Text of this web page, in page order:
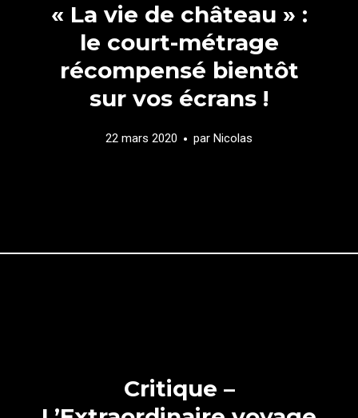
« La vie de château » :
le court-métrage
récompensé bientôt
sur vos écrans !
22 mars 2020 par Nicolas
Critique –